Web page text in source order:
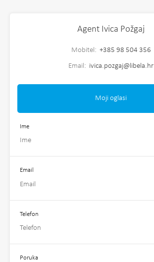
Agent Ivica Požgaj
Mobitel: +385 98 504 356
Email: ivica.pozgaj@libela.hr
Moji oglasi
Ime
Email
Telefon
Poruka